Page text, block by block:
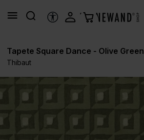
springen
HILFSTOOLS
Tapete Square Dance - Olive Green
Thibaut